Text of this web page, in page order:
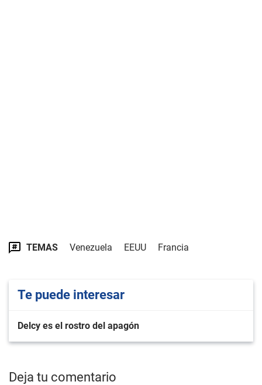
TEMAS Venezuela EEUU Francia
Te puede interesar
Delcy es el rostro del apagón
Deja tu comentario